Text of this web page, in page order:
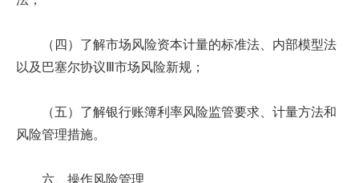
（四）了解市场风险资本计量的标准法、内部模型法
以及巴塞尔协议Ⅲ市场风险新规；
（五）了解银行账簿利率风险监管要求、计量方法和
风险管理措施。
六、操作风险管理